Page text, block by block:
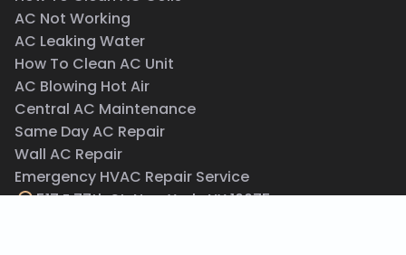
AC Not Working
AC Leaking Water
How To Clean AC Unit
AC Blowing Hot Air
Central AC Maintenance
Same Day AC Repair
Wall AC Repair
Emergency HVAC Repair Service
517 E 77th St, New York, NY 10075